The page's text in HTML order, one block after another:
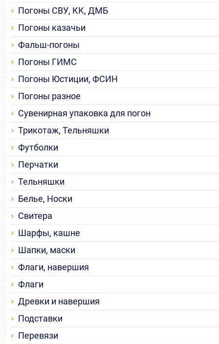
Погоны СВУ, КК, ДМБ
Погоны казачьи
Фальш-погоны
Погоны ГИМС
Погоны Юстиции, ФСИН
Погоны разное
Сувенирная упаковка для погон
Трикотаж, Тельняшки
Футболки
Перчатки
Тельняшки
Белье, Носки
Свитера
Шарфы, кашне
Шапки, маски
Флаги, навершия
Флаги
Древки и навершия
Подставки
Перевязи